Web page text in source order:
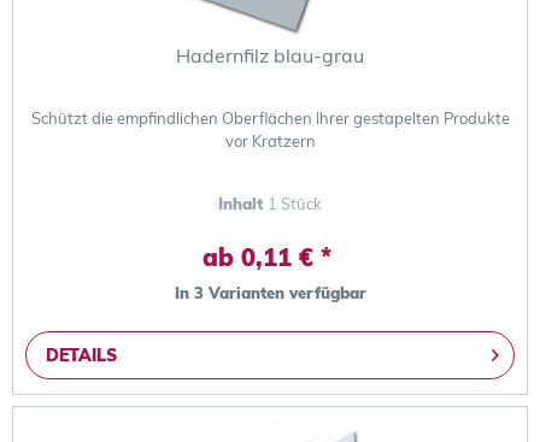
Hadernfilz blau-grau
Schützt die empfindlichen Oberflächen Ihrer gestapelten Produkte
vor Kratzern
Inhalt 1 Stück
ab 0,11 € *
In 3 Varianten verfügbar
DETAILS